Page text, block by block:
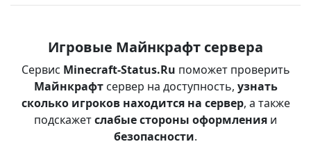
Игровые Майнкрафт сервера
Сервис Minecraft-Status.Ru поможет проверить
Майнкрафтсервер на доступность, узнать
сколько игроков находится на сервер, а также
подскажетслабые стороны оформления и
безопасности.